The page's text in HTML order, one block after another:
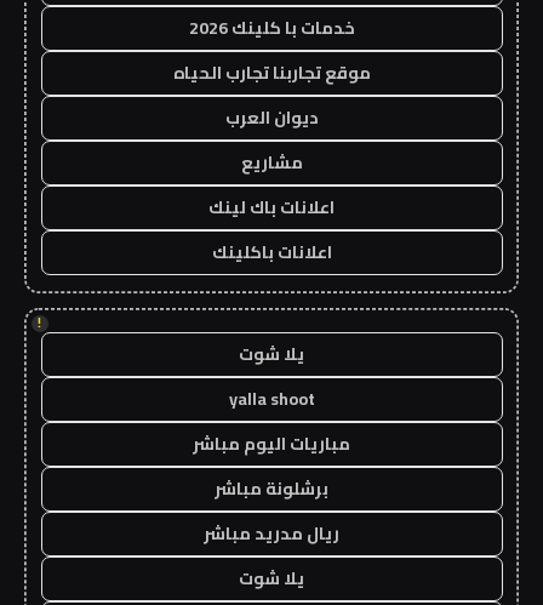
خدمات با كلينك 2026
موقع تجاربنا تجارب الحياه
ديوان العرب
مشاريع
اعلانات باك لينك
اعلانات باكلينك
!
يلا شوت
yalla shoot
مباريات اليوم مباشر
برشلونة مباشر
ريال مدريد مباشر
يلا شوت